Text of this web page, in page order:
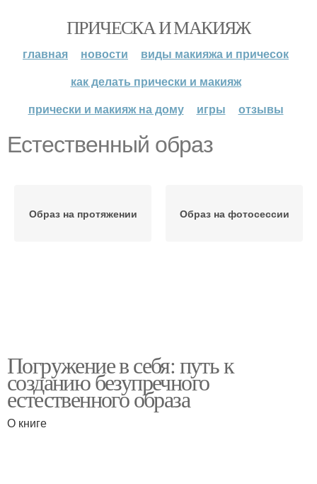
ПРИЧЕСКА И МАКИЯЖ
главная новости
виды макияжа и причесок
как делать прически и макияж
прически и макияж на дому
игры отзывы
Естественный образ
Образ на протяжении Образ на фотосессии
Погружение в себя: путь к
созданию безупречного
естественного образа
О книге